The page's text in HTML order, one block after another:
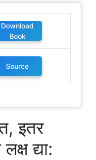
Download
Book
Source
इतर
द्या: